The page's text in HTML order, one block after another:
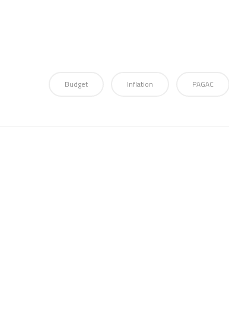
Budget Inflation PAGAC